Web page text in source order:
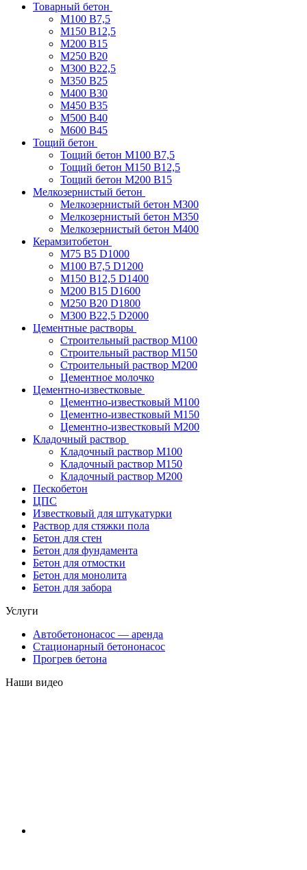
Товарный бетон
М100 В7,5
М150 В12,5
М200 В15
М250 В20
М300 В22,5
М350 В25
М400 В30
М450 В35
М500 В40
М600 В45
Тощий бетон
Тощий бетон М100 В7,5
Тощий бетон М150 В12,5
Тощий бетон М200 В15
Мелкозернистый бетон
Мелкозернистый бетон М300
Мелкозернистый бетон М350
Мелкозернистый бетон М400
Керамзитобетон
М75 В5 D1000
М100 В7,5 D1200
М150 В12,5 D1400
М200 В15 D1600
М250 В20 D1800
М300 В22,5 D2000
Цементные растворы
Строительный раствор М100
Строительный раствор М150
Строительный раствор М200
Цементное молочко
Цементно-известковые
Цементно-известковый М100
Цементно-известковый М150
Цементно-известковый М200
Кладочный раствор
Кладочный раствор М100
Кладочный раствор М150
Кладочный раствор М200
Пескобетон
ЦПС
Известковый для штукатурки
Раствор для стяжки пола
Бетон для стен
Бетон для фундамента
Бетон для отмостки
Бетон для монолита
Бетон для забора
Услуги
Автобетононасос — аренда
Стационарный бетононасос
Прогрев бетона
Наши видео